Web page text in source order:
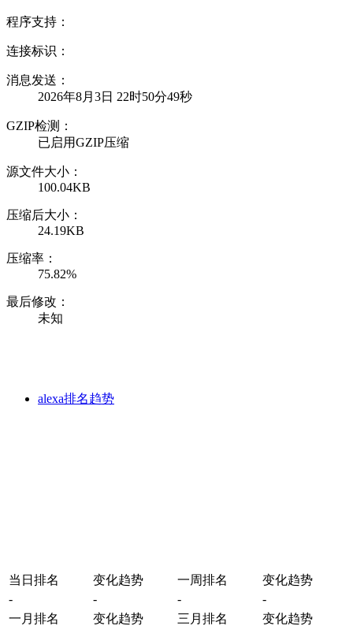
程序支持：
连接标识：
消息发送：
2026年8月3日 22时50分49秒
GZIP检测：
已启用GZIP压缩
源文件大小：
100.04KB
压缩后大小：
24.19KB
压缩率：
75.82%
最后修改：
未知
alexa排名趋势
当日排名 变化趋势 一周排名
变化趋势
-
- -
-
一月排名
变化趋势 三月排名
变化趋势